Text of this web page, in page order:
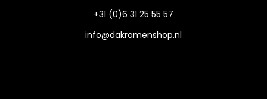
+31 (0)6 31 25 55 57
info@dakramenshop.nl